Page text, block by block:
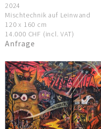
2024
Mischtechnik auf Leinwand
120 x 160 cm
14.000 CHF (incl. VAT)
Anfrage